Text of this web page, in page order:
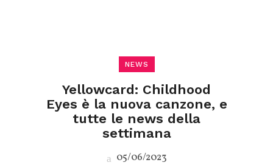
NEWS
Yellowcard: Childhood
Eyes è la nuova canzone, e
tutte le news della
settimana
05/06/2023